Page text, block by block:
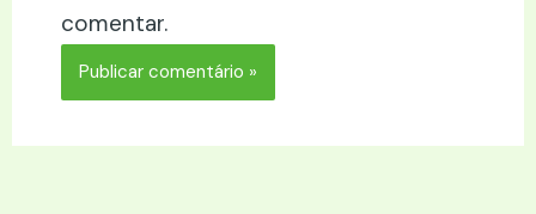
comentar.